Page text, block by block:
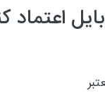
اعتماد